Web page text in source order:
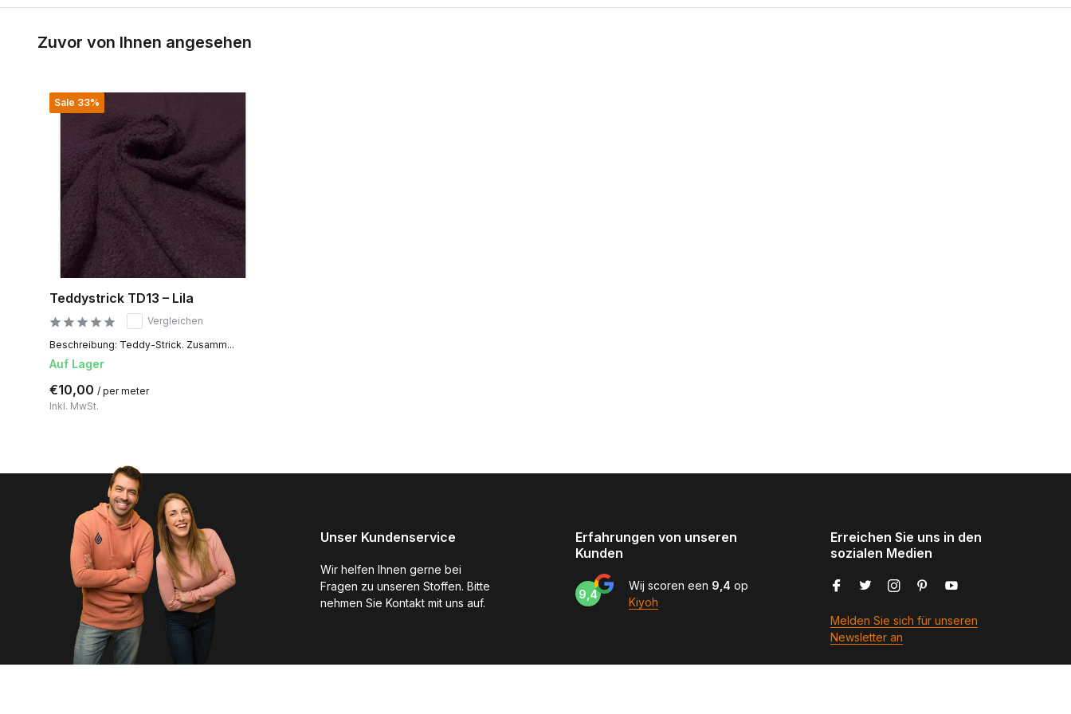
Zuvor von Ihnen angesehen
Sale 33%
Teddystrick TD13 – Lila
Vergleichen
Beschreibung: Teddy-Strick. Zusamm...
Auf Lager
€10,00 / per meter
Inkl. MwSt.
Unser Kundenservice
Wir helfen Ihnen gerne bei
Fragen zu unseren Stoffen. Bitte
nehmen Sie Kontakt mit uns auf.
Erfahrungen von unseren
Kunden
9,4
Wij scoren een 9,4 op
Kiyoh
Erreichen Sie uns in den
sozialen Medien
Melden Sie sich für unseren
Newsletter an